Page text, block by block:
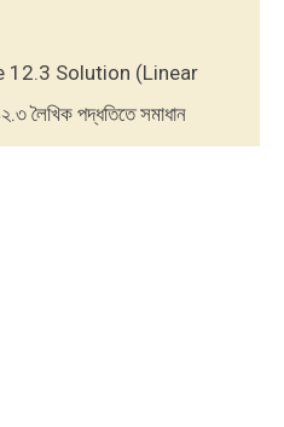
12.3 Solution (Linear
লৈখিক পদ্ধতিতে সমাধান